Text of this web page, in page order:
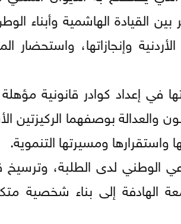
القيادة الهاشمية وأبناء
وإنجازاتها، واستحضار
في إعداد كوادر قانونية
والعدالة بوصفهما الركيزتين
واستقرارها ومسيرتها التنموية.
الوطني لدى الطلبة، وترسيخ
الهادفة إلى بناء شخصية